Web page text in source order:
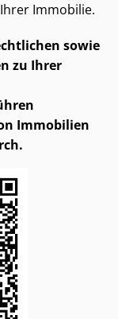
Immobilie.
sowie
zu Ihrer
Immobilien